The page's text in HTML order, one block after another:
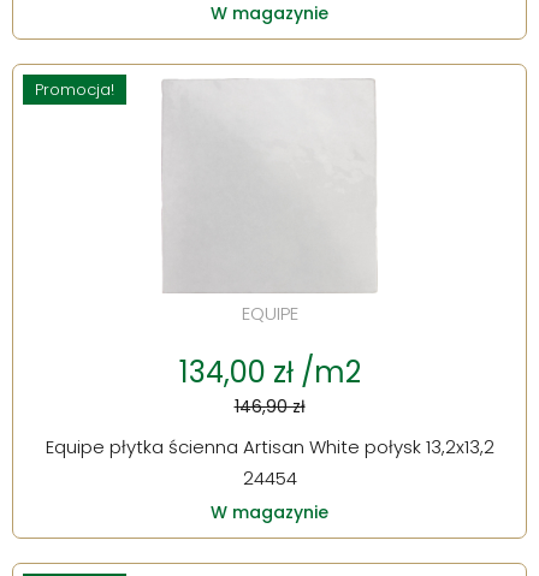
W magazynie
Promocja!
EQUIPE
134,00 zł /m2
146,90 zł
Equipe płytka ścienna Artisan White połysk 13,2x13,2
24454
W magazynie